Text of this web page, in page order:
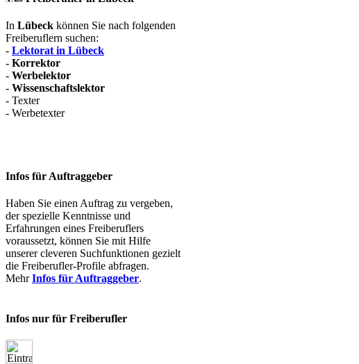
In Lübeck können Sie nach folgenden
Freiberuflern suchen:
- Lektorat in Lübeck
- Korrektor
- Werbelektor
- Wissenschaftslektor
- Texter
- Werbetexter
Infos für Auftraggeber
Haben Sie einen Auftrag zu vergeben,
der spezielle Kenntnisse und
Erfahrungen eines Freiberuflers
voraussetzt, können Sie mit Hilfe
unserer cleveren Suchfunktionen gezielt
die Freiberufler-Profile abfragen.
MehrInfos für Auftraggeber.
Infos nur für Freiberufler